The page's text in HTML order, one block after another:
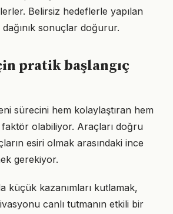
Belirsiz hedeflerle yapılan
sonuçlar doğurur.
pratik başlangıç
sürecini hem kolaylaştıran hem
olabiliyor. Araçları doğru
esiri olmak arasındaki ince
gerekiyor.
küçük kazanımları kutlamak,
canlı tutmanın etkili bir